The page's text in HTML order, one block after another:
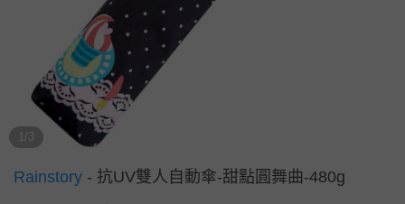
1/3
Rainstory - 抗UV雙人自動傘-甜點圓舞曲-480g